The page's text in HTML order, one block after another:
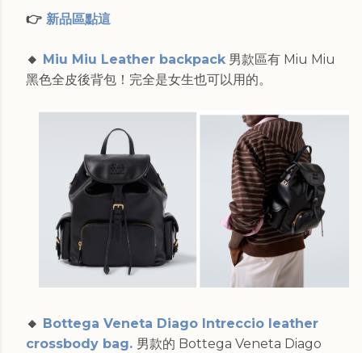
👉 新品區點這
🔸 Miu Miu Leather backpack男款區有 Miu Miu
黑色全皮後背包！完全是女生也可以用的。
🔸 Bottega Veneta Diago Intreccio leather
crossbody bag. 男款的 Bottega Veneta Diago